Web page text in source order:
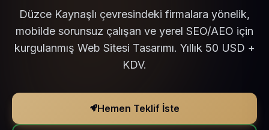
Düzce Kaynaşlı çevresindeki firmalara yönelik,
mobilde sorunsuz çalışan ve yerel SEO/AEO için
kurgulanmış Web Sitesi Tasarımı. Yıllık 50 USD +
KDV.
Hemen Teklif İste